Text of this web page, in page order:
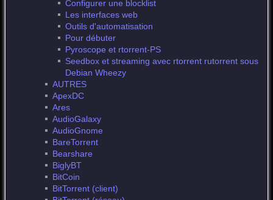
Configurer une blocklist
Les interfaces web
Outils d'automatisation
Pour débuter
Pyroscope et rtorrent-PS
Seedbox et streaming avec rtorrent rutorrent sous
Debian Wheezy
AUTRES
ApexDC
Ares
AudioGalaxy
AudioGnome
BareTorrent
Bearshare
BiglyBT
BitCoin
BitTorrent (client)